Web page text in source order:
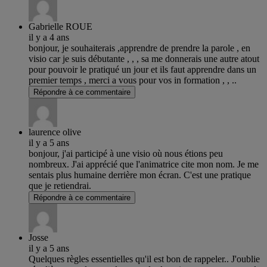
Gabrielle ROUE
il y a 4 ans
bonjour, je souhaiterais ,apprendre de prendre la parole , en
visio car je suis débutante , , , sa me donnerais une autre atout
pour pouvoir le pratiqué un jour et ils faut apprendre dans un
premier temps , merci a vous pour vos in formation , , ..
Répondre à ce commentaire
laurence olive
il y a 5 ans
bonjour, j'ai participé à une visio où nous étions peu
nombreux. J'ai apprécié que l'animatrice cite mon nom. Je me
sentais plus humaine derrière mon écran. C'est une pratique
que je retiendrai.
Répondre à ce commentaire
Josse
il y a 5 ans
Quelques règles essentielles qu'il est bon de rappeler.. J'oublie